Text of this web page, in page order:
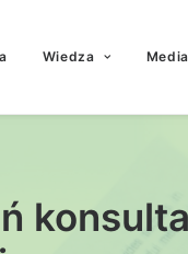
Wiedza Media